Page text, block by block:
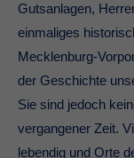
Gutsanlagen,
einmaliges
Mecklenburg-
der Geschichte
Sie sind jedoch
vergangener Zeit.
lebendig und Orte